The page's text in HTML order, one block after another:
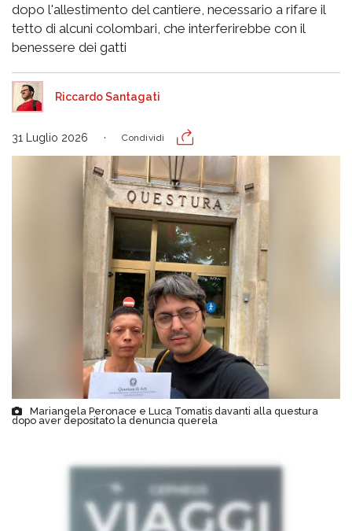
dopo l'allestimento del cantiere, necessario a rifare il
tetto di alcuni colombari, che interferirebbe con il
benessere dei gatti
Riccardo Santagati
31 Luglio 2026 Condividi
Mariangela Peronace e Luca Tomatis davanti alla questura
dopo aver depositato la denuncia querela